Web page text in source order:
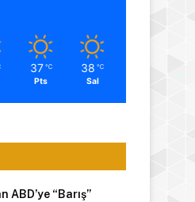
37 ℃
Pts
38 ℃
Sal
ABD’ye “Barış”